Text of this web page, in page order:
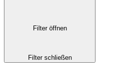
Filter öffnen
Filter schließen